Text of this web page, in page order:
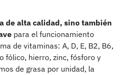
de alta calidad, sino también
para el funcionamiento
de vitaminas: A, D, E, B2, B6,
fólico, hierro, zinc, fósforo y
de grasa por unidad, la